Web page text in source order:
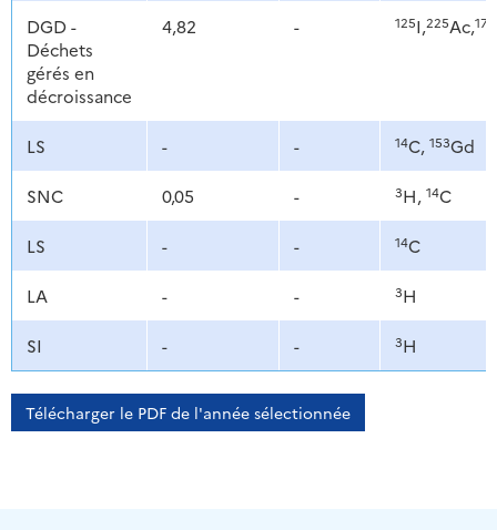
DGD -
Déchets
gérés en
décroissance
4,82 - 125I,225Ac,177
LS - - 14C, 153Gd
SNC 0,05 - 3H, 14C
LS - - 14C
LA - - 3H
SI - - 3H
Télécharger le PDF de l'année sélectionnée